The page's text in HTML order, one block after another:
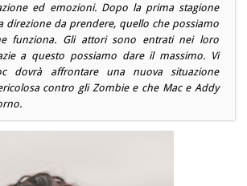
ed emozioni. Dopo la prima stagione
direzione da prendere, quello che possiamo
funziona. Gli attori sono entrati nei loro
a questo possiamo dare il massimo. Vi
dovrà affrontare una nuova situazione
contro gli Zombie e che Mac e Addy